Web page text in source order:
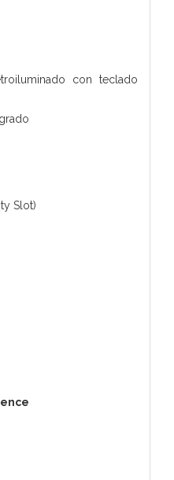
con teclado
Slot)